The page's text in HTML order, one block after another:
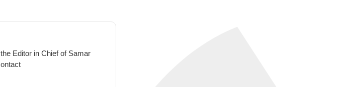
Editor in Chief of Samar